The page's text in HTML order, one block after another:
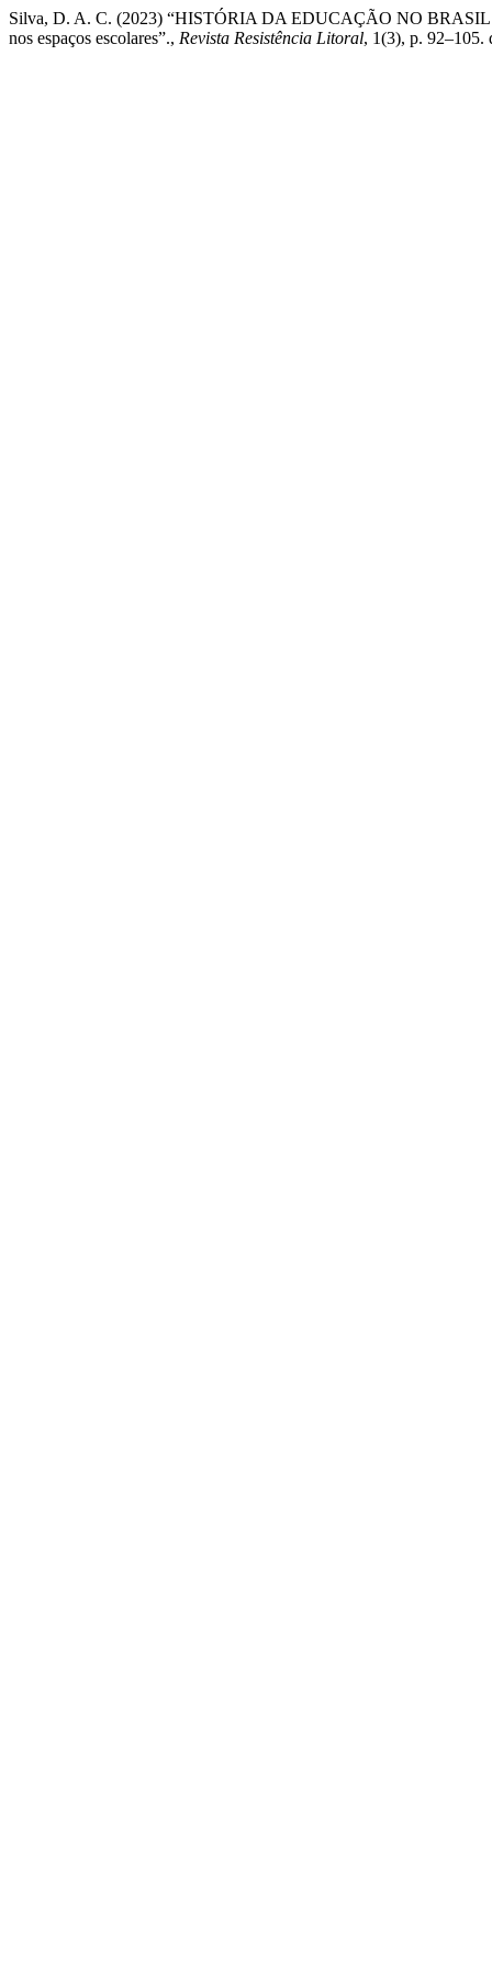
Silva, D. A. C. (2023) “HISTÓRIA DA EDUCAÇÃO NO BRASIL:
nos espaços escolares”., Revista Resistência Litoral, 1(3), p. 92–105.